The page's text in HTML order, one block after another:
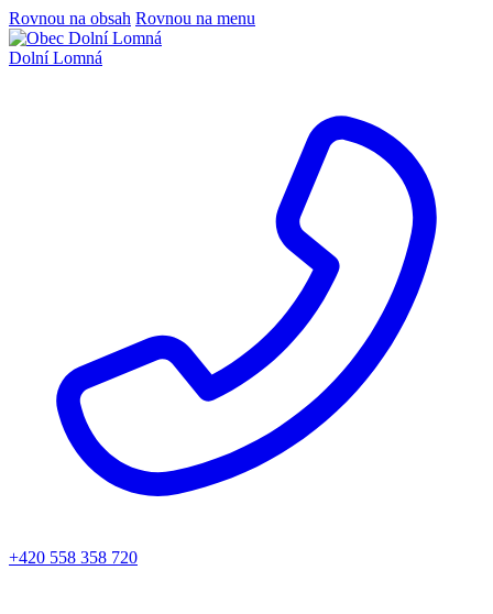
Rovnou na obsah Rovnou na menu
Dolní Lomná
+420 558 358 720